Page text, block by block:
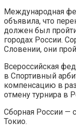
Международная
объявила, что
должен был пройти
городах России.
Словении, они
Всероссийская
в Спортивный
компенсацию в
отмену турнира в
Сборная России —
Токио.